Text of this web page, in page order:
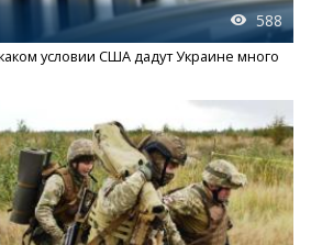
588
условии США дадут Украине много